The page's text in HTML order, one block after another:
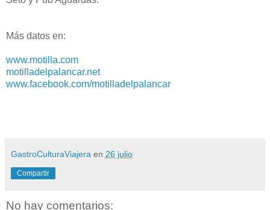
Más datos en:
www.motilla.com
motilladelpalancar.net
www.facebook.com/motilladelpalancar
GastroCulturaViajera en 26 julio
Compartir
No hay comentarios: